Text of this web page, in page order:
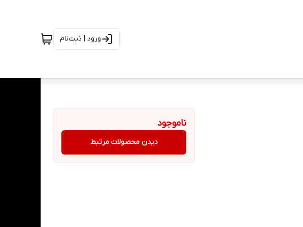
ورود | ثبت‌نام
ناموجود
دیدن محصولات مرتبط